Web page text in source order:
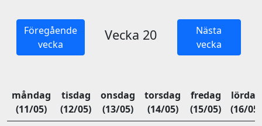
Föregående
vecka
Vecka 20
Nästa
vecka
måndag
(11/05)
tisdag
(12/05)
onsdag
(13/05)
torsdag
(14/05)
fredag
(15/05)
lördag
(16/05)